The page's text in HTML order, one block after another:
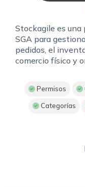
Stockagile es
SGA para
pedidos, el
comercio físico y
Permisos
Categorías